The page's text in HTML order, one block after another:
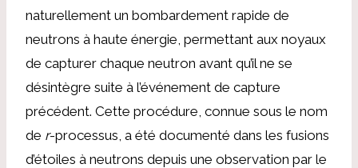
naturellement un bombardement rapide de
neutrons à haute énergie, permettant aux noyaux
de capturer chaque neutron avant qu’il ne se
désintègre suite à l’événement de capture
précédent. Cette procédure, connue sous le nom
de r-processus, a été documenté dans les fusions
d’étoiles à neutrons depuis une observation par le